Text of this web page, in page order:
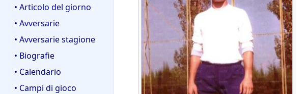
• Articolo del giorno
• Avversarie
• Avversarie stagione
• Biografie
• Calendario
• Campi di gioco